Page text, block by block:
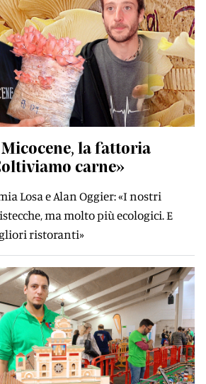
la fattoria
carne»
Losa e Alan Oggier: «I nostri
ma molto più ecologici. E
ristoranti»